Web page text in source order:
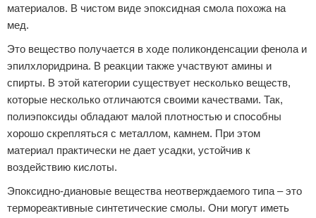
материалов. В чистом виде эпоксидная смола похожа на
мед.
Это вещество получается в ходе поликонденсации фенола и
эпилхлоридрина. В реакции также участвуют амины и
спирты. В этой категории существует несколько веществ,
которые несколько отличаются своими качествами. Так,
полиэпоксиды обладают малой плотностью и способны
хорошо скрепляться с металлом, камнем. При этом
материал практически не дает усадки, устойчив к
воздействию кислоты.
Эпоксидно-диановые вещества неотверждаемого типа – это
термореактивные синтетические смолы. Они могут иметь